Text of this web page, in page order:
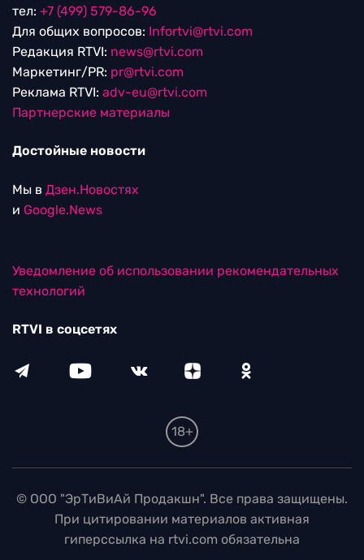
тел: +7 (499) 579-86-96
Для общих вопросов: Infortvi@rtvi.com
Редакция RTVI: news@rtvi.com
Маркетинг/PR: pr@rtvi.com
Реклама RTVI: adv-eu@rtvi.com
Партнерские материалы
Достойные новости
Мы в Дзен.Новостях
и Google.News
Уведомление об использовании рекомендательных
технологий
RTVI в соцсетях
18+
© ООО "ЭрТиВиАй Продакшн". Все права защищены.
При цитировании материалов активная
гиперссылка на rtvi.com обязательна